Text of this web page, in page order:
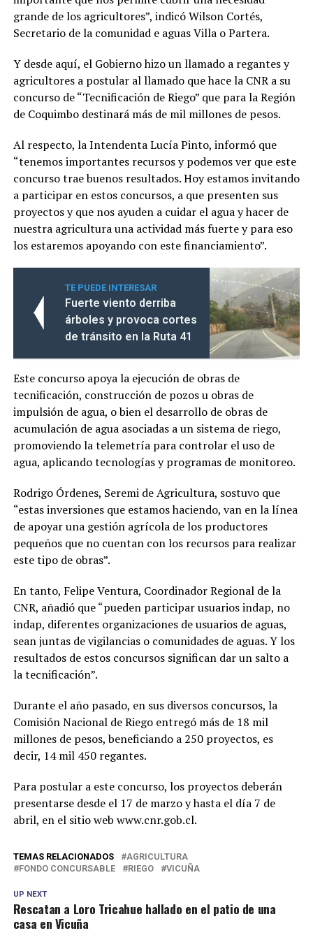
grande de los agricultores”, indicó Wilson Cortés,
Secretario de la comunidad e aguas Villa o Partera.
Y desde aquí, el Gobierno hizo un llamado a regantes y
agricultores a postular al llamado que hace la CNR a su
concurso de “Tecnificación de Riego” que para la Región
de Coquimbo destinará más de mil millones de pesos.
Al respecto, la Intendenta Lucía Pinto, informó que
“tenemos importantes recursos y podemos ver que este
concurso trae buenos resultados. Hoy estamos invitando
a participar en estos concursos, a que presenten sus
proyectos y que nos ayuden a cuidar el agua y hacer de
nuestra agricultura una actividad más fuerte y para eso
los estaremos apoyando con este financiamiento”.
TE PUEDE INTERESAR
Fuerte viento derriba
árboles y provoca cortes
de tránsito en la Ruta 41
Este concurso apoya la ejecución de obras de
tecnificación, construcción de pozos u obras de
impulsión de agua, o bien el desarrollo de obras de
acumulación de agua asociadas a un sistema de riego,
promoviendo la telemetría para controlar el uso de
agua, aplicando tecnologías y programas de monitoreo.
Rodrigo Órdenes, Seremi de Agricultura, sostuvo que
“estas inversiones que estamos haciendo, van en la línea
de apoyar una gestión agrícola de los productores
pequeños que no cuentan con los recursos para realizar
este tipo de obras”.
En tanto, Felipe Ventura, Coordinador Regional de la
CNR, añadió que “pueden participar usuarios indap, no
indap, diferentes organizaciones de usuarios de aguas,
sean juntas de vigilancias o comunidades de aguas. Y los
resultados de estos concursos significan dar un salto a
la tecnificación”.
Durante el año pasado, en sus diversos concursos, la
Comisión Nacional de Riego entregó más de 18 mil
millones de pesos, beneficiando a 250 proyectos, es
decir, 14 mil 450 regantes.
Para postular a este concurso, los proyectos deberán
presentarse desde el 17 de marzo y hasta el día 7 de
abril, en el sitio web www.cnr.gob.cl.
TEMAS RELACIONADOS
AGRICULTURA
FONDO CONCURSABLE
RIEGO VICUÑA
UP NEXT
Rescatan a Loro Tricahue hallado en el patio de una
casa en Vicuña